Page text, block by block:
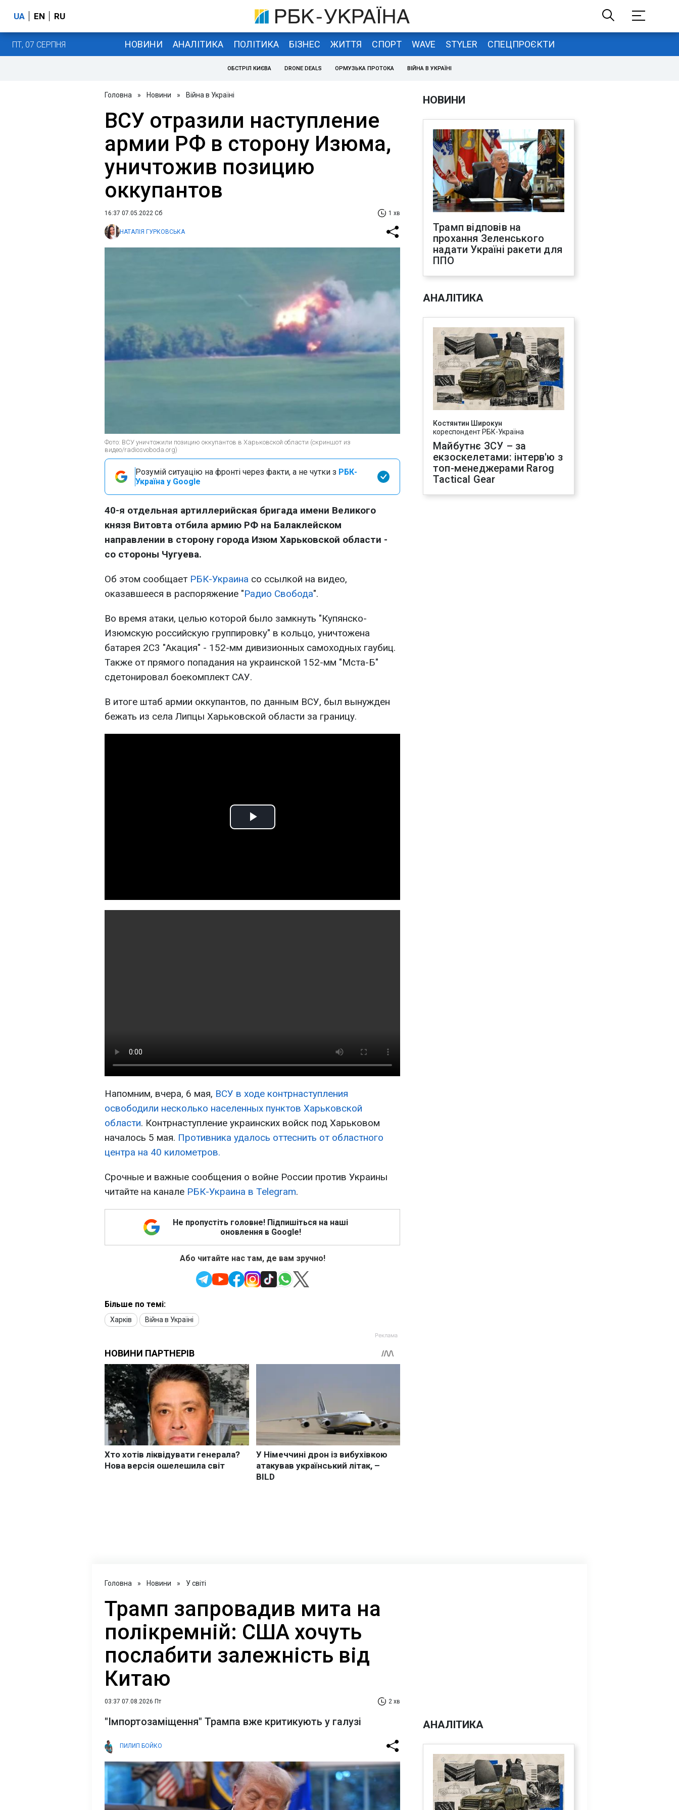
UA EN RU
ПТ, 07 СЕРПНЯ НОВИНИ АНАЛІТИКА ПОЛІТИКА БІЗНЕС ЖИТТЯ СПОРТ WAVE STYLER СПЕЦПРОЄКТИ
ОБСТРІЛ КИЄВА DRONE DEALS ОРМУЗЬКА ПРОТОКА ВІЙНА В УКРАЇНІ
Головна » Новини » Війна в Україні
ВСУ отразили наступление
армии РФ в сторону Изюма,
уничтожив позицию
оккупантов
16:37 07.05.2022 Сб 1 хв
НАТАЛІЯ ГУРКОВСЬКА
Фото: ВСУ уничтожили позицию оккупантов в Харьковской области (скриншот из
видео/radiosvoboda.org)
Розумій ситуацію на фронті через факти, а не чутки з РБК-
Україна у Google
40-я отдельная артиллерийская бригада имени Великого
князя Витовта отбила армию РФ на Балаклейском
направлении в сторону города Изюм Харьковской области -
со стороны Чугуева.
Об этом сообщает РБК-Украина со ссылкой на видео,
оказавшееся в распоряжение "Радио Свобода".
Во время атаки, целью которой было замкнуть "Купянско-
Изюмскую российскую группировку" в кольцо, уничтожена
батарея 2С3 "Акация" - 152-мм дивизионных самоходных гаубиц.
Также от прямого попадания на украинской 152-мм "Мста-Б"
сдетонировал боекомплект САУ.
В итоге штаб армии оккупантов, по данным ВСУ, был вынужден
бежать из села Липцы Харьковской области за границу.
Play
Напомним, вчера, 6 мая, ВСУ в ходе контрнаступления
освободили несколько населенных пунктов Харьковской
области. Контрнаступление украинских войск под Харьковом
началось 5 мая. Противника удалось оттеснить от областного
центра на 40 километров.
Срочные и важные сообщения о войне России против Украины
читайте на канале РБК-Украина в Telegram.
Не пропустіть головне! Підпишіться на наші
оновлення в Google!
Або читайте нас там, де вам зручно!
Більше по темі:
Харків Війна в Україні
НОВИНИ
Трамп відповів на
прохання Зеленського
надати Україні ракети для
ППО
АНАЛІТИКА
Костянтин Широкун
кореспондент РБК-Україна
Майбутнє ЗСУ – за
екзоскелетами: інтерв'ю з
топ-менеджерами Rarog
Tactical Gear
Головна » Новини » У світі
Трамп запровадив мита на
полікремній: США хочуть
послабити залежність від
Китаю
03:37 07.08.2026 Пт 2 хв
"Імпортозаміщення" Трампа вже критикують у галузі
ПИЛИП БОЙКО
АНАЛІТИКА